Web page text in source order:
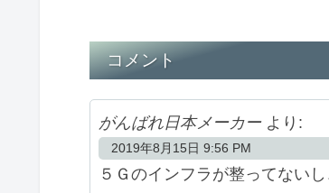
コメント
がんばれ日本メーカー より:
2019年8月15日 9:56 PM
５Ｇのインフラが整ってないし